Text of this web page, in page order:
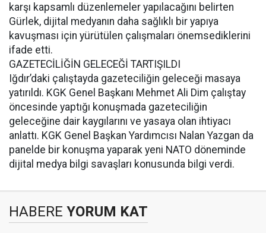
karşı kapsamlı düzenlemeler yapılacağını belirten
Gürlek, dijital medyanın daha sağlıklı bir yapıya
kavuşması için yürütülen çalışmaları önemsediklerini
ifade etti.
GAZETECİLİĞİN GELECEĞİ TARTIŞILDI
Iğdır’daki çalıştayda gazeteciliğin geleceği masaya
yatırıldı. KGK Genel Başkanı Mehmet Ali Dim çalıştay
öncesinde yaptığı konuşmada gazeteciliğin
geleceğine dair kaygılarını ve yasaya olan ihtiyacı
anlattı. KGK Genel Başkan Yardımcısı Nalan Yazgan da
panelde bir konuşma yaparak yeni NATO döneminde
dijital medya bilgi savaşları konusunda bilgi verdi.
HABERE YORUM KAT